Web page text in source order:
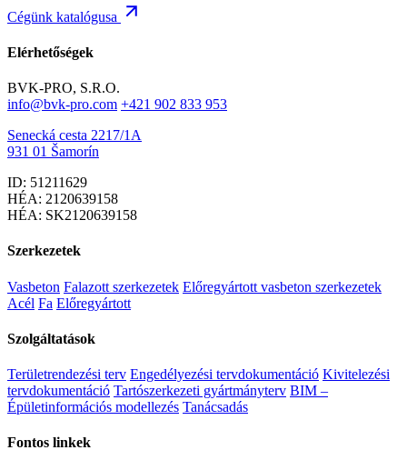
Cégünk katalógusa
Elérhetőségek
BVK-PRO, S.R.O.
info@bvk-pro.com +421 902 833 953
Senecká cesta 2217/1A
931 01 Šamorín
ID: 51211629
HÉA: 2120639158
HÉA: SK2120639158
Szerkezetek
Vasbeton Falazott szerkezetek Előregyártott vasbeton szerkezetek
Acél Fa Előregyártott
Szolgáltatások
Területrendezési terv Engedélyezési tervdokumentáció Kivitelezési
tervdokumentáció Tartószerkezeti gyártmányterv BIM –
Épületinformációs modellezés Tanácsadás
Fontos linkek